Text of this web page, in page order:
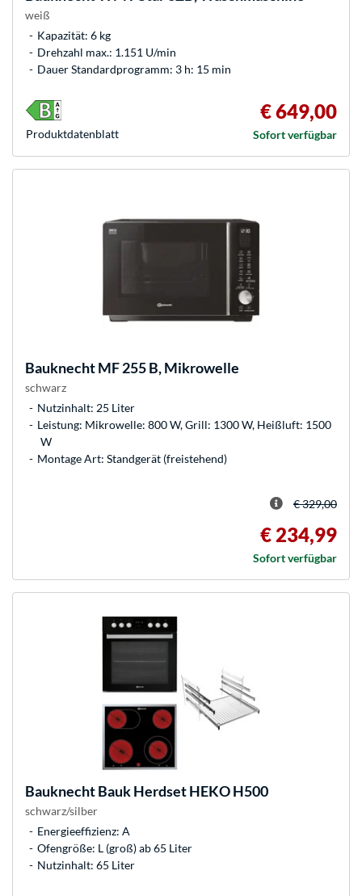
weiß
Kapazität: 6 kg
Drehzahl max.: 1.151 U/min
Dauer Standardprogramm: 3 h: 15 min
€ 649,00
Sofort verfügbar
Produkt­datenblatt
BauknechtMF 255 B, Mikrowelle
schwarz
Nutzinhalt: 25 Liter
Leistung: Mikrowelle: 800 W, Grill: 1300 W, Heißluft: 1500
W
Montage Art: Standgerät (freistehend)
€ 329,00
€ 234,99
Sofort verfügbar
BauknechtBauk Herdset HEKO H500
schwarz/silber
Energieeffizienz: A
Ofengröße: L (groß) ab 65 Liter
Nutzinhalt: 65 Liter